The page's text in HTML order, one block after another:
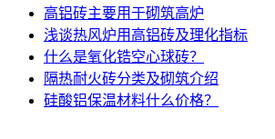
高铝砖主要用于砌筑高炉
浅谈热风炉用高铝砖及理化指标
什么是氧化锆空心球砖？
隔热耐火砖分类及砌筑介绍
硅酸铝保温材料什么价格？